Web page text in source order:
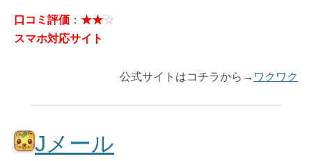
口コミ評価 ： ★★☆
スマホ対応サイト
公式サイトはコチラから→ ワクワク
Jメール